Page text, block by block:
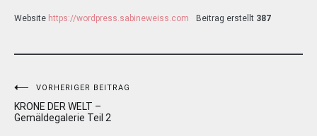
Website https://wordpress.sabineweiss.com Beitrag erstellt 387
Beitragsnavigation
VORHERIGER BEITRAG
KRONE DER WELT –
Gemäldegalerie Teil 2